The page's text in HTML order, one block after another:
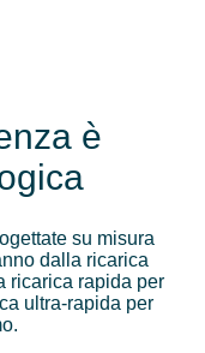
è
su misura
dalla ricarica
ricarica rapida per
ultra-rapida per